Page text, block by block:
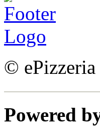
©
Powered